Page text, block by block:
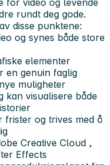
for video og levende
rundt deg gode.
disse punktene:
og synes både store
elementer
en genuin faglig
muligheter
kan visualisere både
frister og trives med å
Creative Cloud ,
Effects